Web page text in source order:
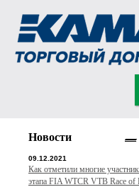
Новости
09.12.2021
Как отметили многие
этапа FIA WTCR VTB Race of